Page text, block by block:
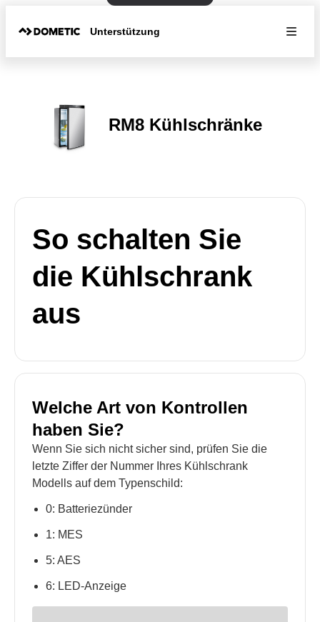
Unterstützung
RM8 Kühlschränke
So schalten Sie
die Kühlschrank
aus
Welche Art von Kontrollen
haben Sie?
Wenn Sie sich nicht sicher sind, prüfen Sie die
letzte Ziffer der Nummer Ihres Kühlschrank
Modells auf dem Typenschild:
0: Batteriezünder
1: MES
5: AES
6: LED-Anzeige